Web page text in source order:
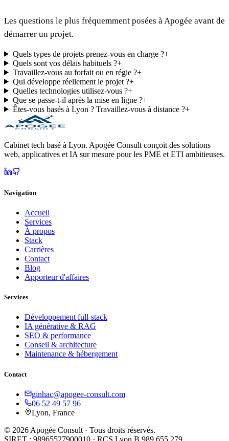
Les questions le plus fréquemment posées à Apogée avant de
démarrer un projet.
Quels types de projets prenez-vous en charge ?+
Quels sont vos délais habituels ?+
Travaillez-vous au forfait ou en régie ?+
Qui développe réellement le projet ?+
Quelles technologies utilisez-vous ?+
Que se passe-t-il après la mise en ligne ?+
Êtes-vous basés à Lyon ? Travaillez-vous à distance ?+
Cabinet tech basé à Lyon. Apogée Consult conçoit des solutions
web, applicatives et IA sur mesure pour les PME et ETI ambitieuses.
Navigation
Accueil
Services
À propos
Stack
Carrières
Contact
Blog
Apporteur d'affaires
Services
Développement full-stack
IA générative & RAG
SEO & performance
Conseil & architecture
Maintenance & hébergement
Contact
ginhac@apogee-consult.com
06 52 49 57 96
Lyon, France
© 2026 Apogée Consult · Tous droits réservés.
SIRET : 98965527900010 · RCS Lyon B 989 655 279